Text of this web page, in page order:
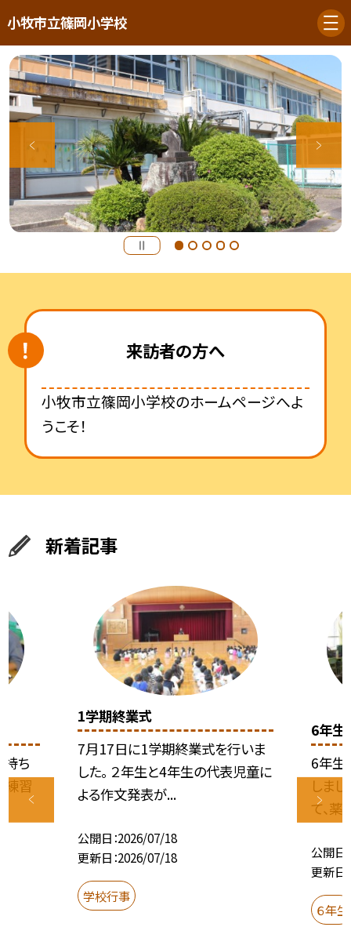
小牧市立篠岡小学校
来訪者の方へ
小牧市立篠岡小学校のホームページへよ
うこそ！
新着記事
持ち
練習
1学期終業式
7月17日に1学期終業式を行いま
した。 ２年生と4年生の代表児童に
よる作文発表が...
公開日 2026/07/18
更新日 2026/07/18
学校行事
6年生
6年生
しま
て、
公開日
更新日
６年生